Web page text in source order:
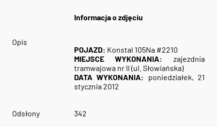
Informacja o zdjęciu
Opis
POJAZD: Konstal 105Na #2210
MIEJSCE WYKONANIA:
zajezdnia
tramwajowa nr II (ul. Słowiańska)
DATA WYKONANIA:
poniedziałek, 21
stycznia 2012
Odsłony 342